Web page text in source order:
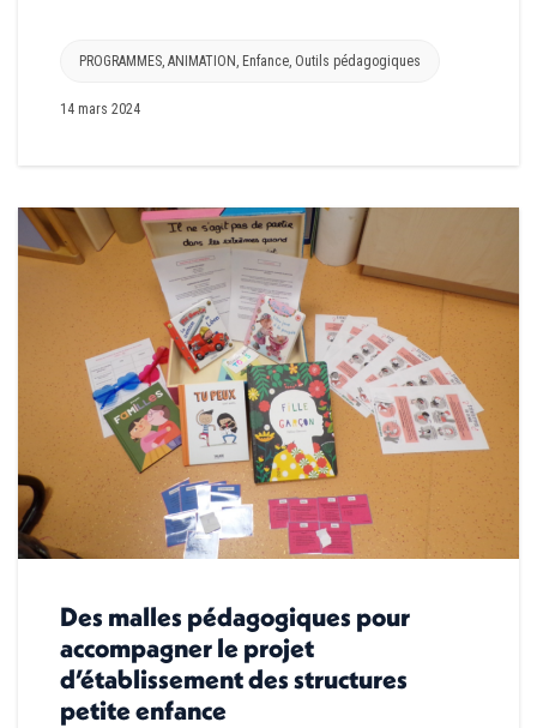
PROGRAMMES ANIMATION Enfance Outils pédagogiques
14 mars 2024
Des malles pédagogiques pour
accompagner le projet
d’établissement des structures
petite enfance